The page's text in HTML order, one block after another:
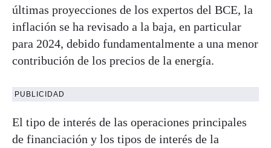
últimas proyecciones de los expertos del BCE, la
inflación se ha revisado a la baja, en particular
para 2024, debido fundamentalmente a una menor
contribución de los precios de la energía.
PUBLICIDAD
El tipo de interés de las operaciones principales
de financiación y los tipos de interés de la